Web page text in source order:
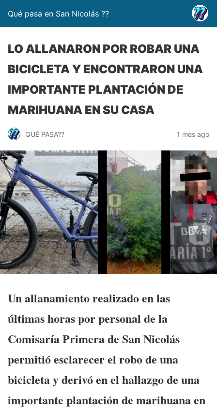
Qué pasa en San Nicolás ??
LO ALLANARON POR ROBAR UNA
BICICLETA Y ENCONTRARON UNA
IMPORTANTE PLANTACIÓN DE
MARIHUANA EN SU CASA
QUÉ PASA?? 1 mes ago
Un allanamiento realizado en las
últimas horas por personal de la
Comisaría Primera de San Nicolás
permitió esclarecer el robo de una
bicicleta y derivó en el hallazgo de una
importante plantación de marihuana en